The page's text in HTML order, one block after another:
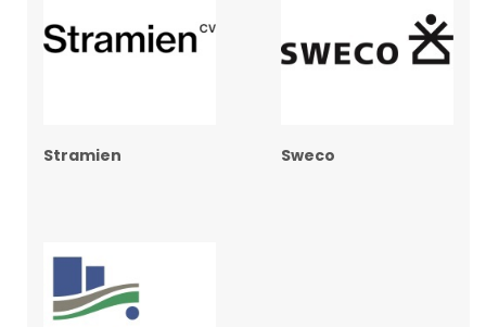
Stramien Sweco